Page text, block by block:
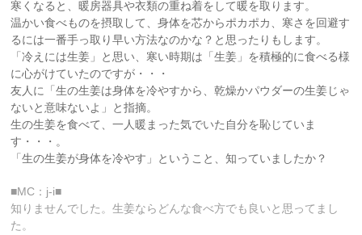
寒くなると、暖房器具や衣類の重ね着をして暖を取ります。
温かい食べものを摂取して、身体を芯からポカポカ、寒さを回避す
るには一番手っ取り早い方法なのかな？と思ったりもします。
「冷えには生姜」と思い、寒い時期は「生姜」を積極的に食べる様
に心がけていたのですが・・・
友人に「生の生姜は身体を冷やすから、乾燥かパウダーの生姜じゃ
ないと意味ないよ」と指摘。
生の生姜を食べて、一人暖まった気でいた自分を恥じていま
す・・・。
「生の生姜が身体を冷やす」ということ、知っていましたか？
■MC：j-i■
知りませんでした。生姜ならどんな食べ方でも良いと思ってまし
た。